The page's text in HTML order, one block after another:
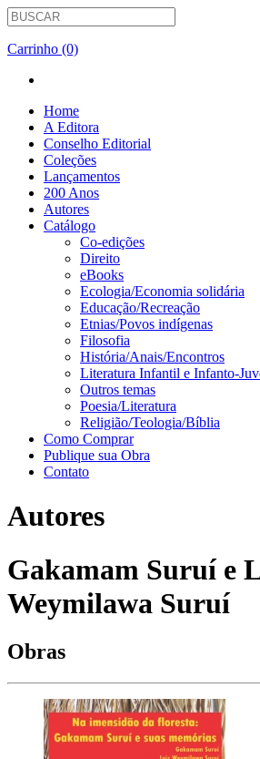
Carrinho (0)
Home
A Editora
Conselho Editorial
Coleções
Lançamentos
200 Anos
Autores
Catálogo
Co-edições
Direito
eBooks
Ecologia/Economia solidária
Educação/Recreação
Etnias/Povos indígenas
Filosofia
História/Anais/Encontros
Literatura Infantil e Infanto-
Outros temas
Poesia/Literatura
Religião/Teologia/Bíblia
Como Comprar
Publique sua Obra
Contato
Autores
Gakamam Suruí e
Weymilawa Suruí
Obras